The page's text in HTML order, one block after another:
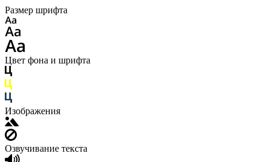
Размер шрифта
Цвет фона и шрифта
Изображения
Озвучивание текста